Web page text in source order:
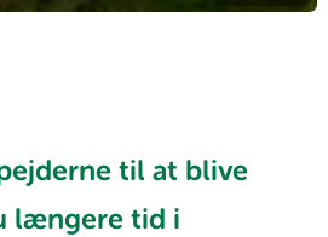
til at blive
længere tid i